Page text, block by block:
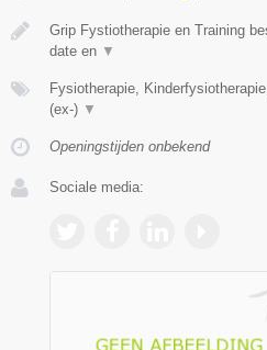
Grip Fystiotherapie en Training
date en ▼
Fysiotherapie,
(ex-) ▼
Openingstijden onbekend
Sociale media: